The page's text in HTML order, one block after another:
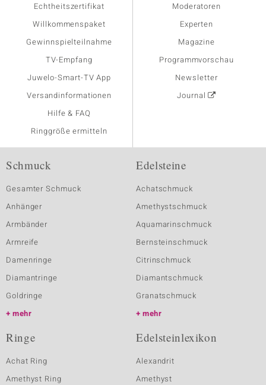
Echtheitszertifikat
Willkommenspaket
Gewinnspielteilnahme
TV-Empfang
Juwelo-Smart-TV App
Versandinformationen
Hilfe & FAQ
Ringgröße ermitteln
Moderatoren
Experten
Magazine
Programmvorschau
Newsletter
Journal
Schmuck
Gesamter Schmuck
Anhänger
Armbänder
Armreife
Damenringe
Diamantringe
Goldringe
mehr
Edelsteine
Achatschmuck
Amethystschmuck
Aquamarinschmuck
Bernsteinschmuck
Citrinschmuck
Diamantschmuck
Granatschmuck
mehr
Ringe
Achat Ring
Amethyst Ring
Edelsteinlexikon
Alexandrit
Amethyst